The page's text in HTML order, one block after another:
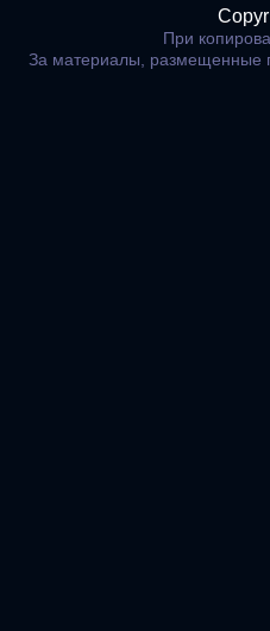
При
За материалы, размещенные